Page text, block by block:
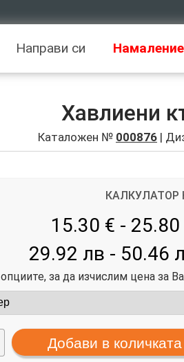
Направи си Намаление
Хавлиени
Каталожен № 000876 |
КАЛКУЛАТОР
15.30 € - 25.80
29.92 лв - 50.46
за да изчислим цена за